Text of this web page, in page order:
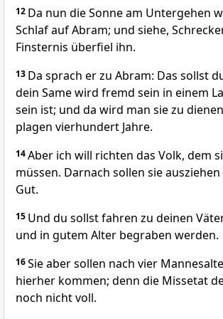
12 Da nun die Sonne am Untergehen
Schlaf auf Abram; und siehe,
Finsternis überfiel ihn.
13 Da sprach er zu Abram: Das sollst
dein Same wird fremd sein in einem
sein ist; und da wird man sie zu
plagen vierhundert Jahre.
14Aber ich will richten das Volk, dem
müssen. Darnach sollen sie
Gut.
15 Und du sollst fahren zu deinen
und in gutem Alter begraben werden.
16Sie aber sollen nach vier
hierher kommen; denn die Missetat
noch nicht voll.